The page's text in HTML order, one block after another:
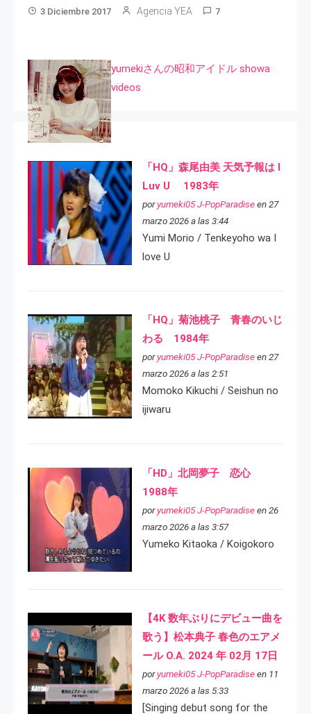
3 Diciembre 2017 Agencia YEA 7
yumekiさんの昭和アイドル showa
videos
「HQ」森尾由美 天気予報は I
Luv U 1983年
poryumeki05 J-PopParadiseen 27
marzo 2026 a las 3:44
Yumi Morio / Tenkeyoho wa I
love U
「HQ」菊池桃子 青春のいじ
わる 1984年
poryumeki05 J-PopParadiseen 27
marzo 2026 a las 2:51
Momoko Kikuchi / Seishun no
ijiwaru
「HD」北岡夢子 恋心
1988年
poryumeki05 J-PopParadiseen 26
marzo 2026 a las 3:57
Yumeko Kitaoka / Koigokoro
【4K 数年ぶりにデビュー曲を
歌う】松本典子 春色のエアメ
ール O.A. 2024 年 02月 17日
poryumeki05 J-PopParadiseen 11
marzo 2026 a las 5:33
[Singing debut song for the